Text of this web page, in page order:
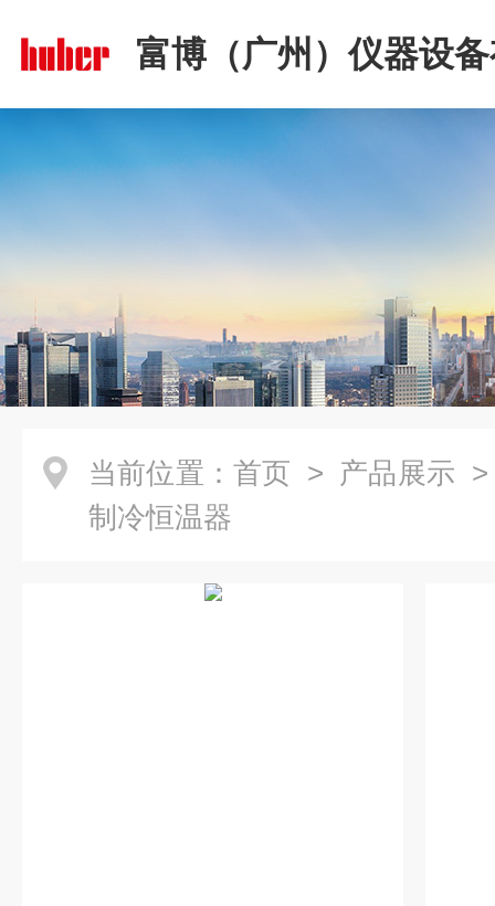
富博（广州）仪器设
司
当前位置： 首页 > 产品展示
制冷恒温器